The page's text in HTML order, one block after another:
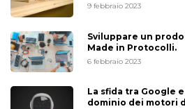
9 febbraio 2023
Sviluppare un
Made in Protocolli.
6 febbraio 2023
La sfida tra Google
dominio dei motori